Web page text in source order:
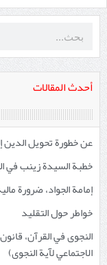
أحدث المقالات
عن خطورة تحويل الدين
خطبة السيدة زينب في
إمامة الجواد، ضرورة
خواطر حول التقليد
النجوى في القرآن،
الاجتماعي لآية النجوى)